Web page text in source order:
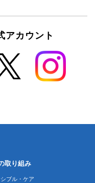
アカウント
取り組み
ブル・ケア